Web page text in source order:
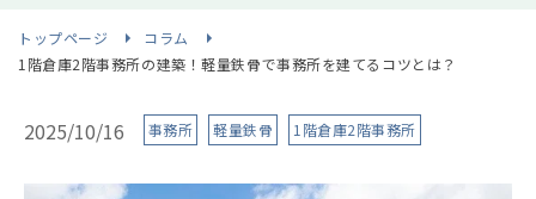
トップページ
コラム
1階倉庫2階事務所の建築！軽量鉄骨で事務所を建てるコツとは？
2025/10/16 事務所 軽量鉄骨 1階倉庫2階事務所